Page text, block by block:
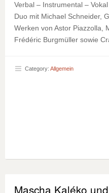
Verbal – Instrumental –
Duo mit Michael Schneider,
Werken von Astor Piazzolla,
Frédéric Burgmüller sowie
Category: Allgemein
Mascha Kaléko